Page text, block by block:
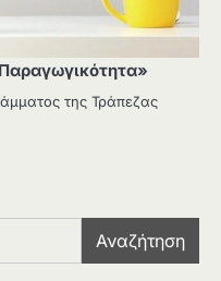
της Τράπεζας
Αναζήτηση